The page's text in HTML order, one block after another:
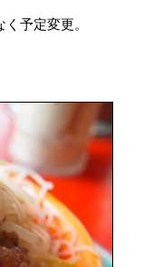
予定変更。